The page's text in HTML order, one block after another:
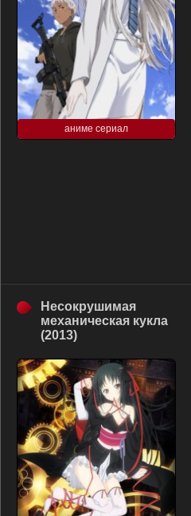
аниме сериал
Несокрушимая
механическая кукла
(2013)